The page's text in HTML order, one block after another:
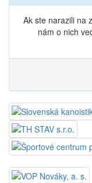
Ak ste narazili na
nám o nich